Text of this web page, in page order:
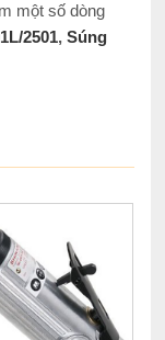
một số dòng
2501,Súng